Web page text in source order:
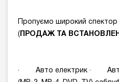
Пропуємо широкий
( ПРОДАЖ ТА
· Авто електрик · Авто